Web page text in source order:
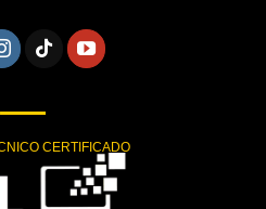
CERTIFICADO